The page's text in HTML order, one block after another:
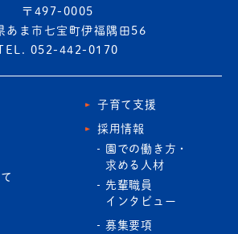
〒497-0005
あま市七宝町伊福隅田56
TEL. 052-442-0170
子育て支援
採用情報
園での働き方・
求める人材
先輩職員
インタビュー
募集要項